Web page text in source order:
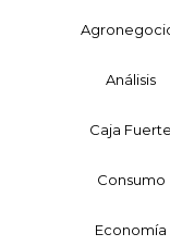
Análisis
Caja Fuerte
Consumo
Economía